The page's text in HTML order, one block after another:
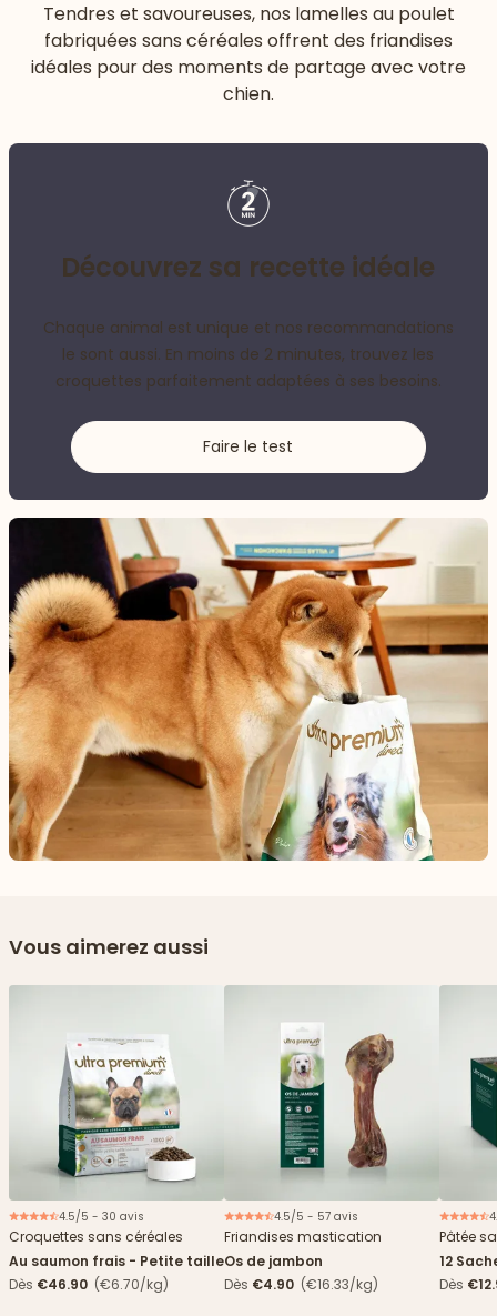
Tendres et savoureuses, nos lamelles au poulet
fabriquées sans céréales offrent des friandises
idéales pour des moments de partage avec votre
chien.
Découvrez sa recette idéale
Chaque animal est unique et nos recommandations
le sont aussi. En moins de 2 minutes, trouvez les
croquettes parfaitement adaptées à ses besoins.
Faire le test
Vous aimerez aussi
4.5/5 - 30 avis
Croquettes sans céréales
Au saumon frais - Petite taille
Dès €46.90 (€6.70/kg)
4.5/5 - 57 avis
Friandises mastication
Os de jambon
Dès €4.90 (€16.33/kg)
Pâtée
12
Dès